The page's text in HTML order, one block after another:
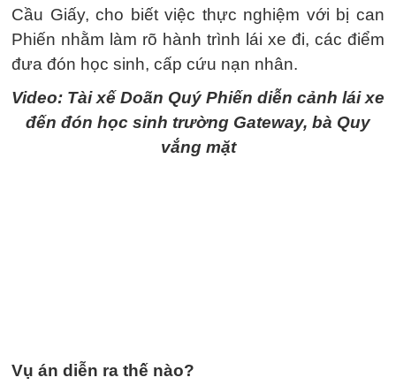
Cầu Giấy, cho biết việc thực nghiệm với bị can
Phiến nhằm làm rõ hành trình lái xe đi, các điểm
đưa đón học sinh, cấp cứu nạn nhân.
Video: Tài xế Doãn Quý Phiến diễn cảnh lái xe
đến đón học sinh trường Gateway, bà Quy
vắng mặt
Vụ án diễn ra thế nào?